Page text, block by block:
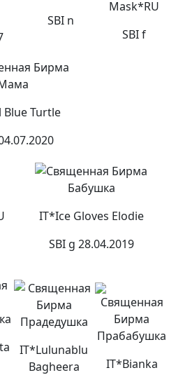
SBI n
Mask*RU
SBI f
Blue Turtle
Бабушка
IT*Ice Gloves Elodie
SBI g 28.04.2019
Прадедушка
IT*Lulunablu
Bagheera
Прабабушка
IT*Bianka